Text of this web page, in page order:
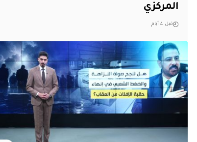
المركزي
قبل 4 أيام